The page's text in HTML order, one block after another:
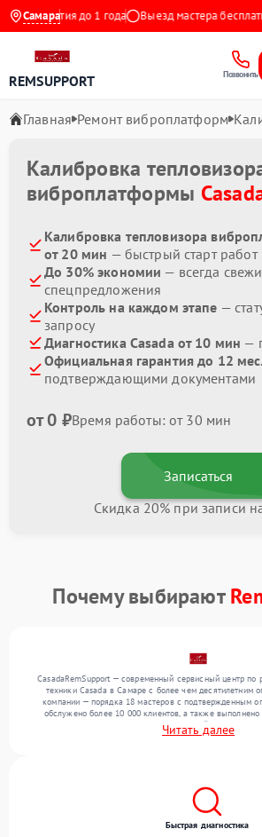
Самара
Гарантия до 1 года Выезд мастера бесплатно
REMSUPPORT Позвонить
Главная Ремонт виброплатформ
Калибровка
виброплатформы
Калибровка тепловизора
от 20 мин — быстрый старт работ
До 30% экономии — всегда
спецпредложения
Контроль на каждом этапе —
запросу
Диагностика Casada от 10 мин —
Официальная гарантия до 12 мес.
подтверждающими документами
от 0 ₽Время работы: от 30 мин
Записаться
Скидка 20% при записи
Почему выбирают
CasadaRemSupport — современный сервисный центр по
техники Casada в Самаре с более чем десятилетним
компании — порядка 18 мастеров с подтвержденным
обслужено более 10 000 клиентов, а также
превысило 12 000. Ежемесячно в сервисный центр
включая , , . Мы устраняем поломки любой сложности
Читать далее
Быстрая диагностика